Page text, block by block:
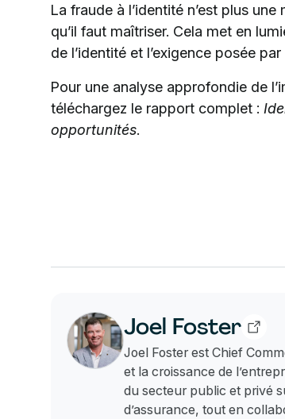
La fraude à l’identité n’est plus
qu’il faut maîtriser. Cela met en
de l’identité et l’exigence posée
Pour une analyse approfondie de
téléchargez le rapport complet :
opportunités.
Joel Foster
Joel Foster est Chief
et la croissance de
du secteur public et privé
d’assurance, tout en